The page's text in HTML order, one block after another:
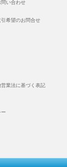
い合わせ
希望のお問合せ
業法に基づく表記